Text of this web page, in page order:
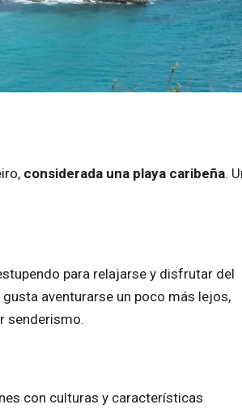
considerada una playa caribeña.
para relajarse y disfrutar del
aventurarse un poco más lejos,
senderismo.
con culturas y características